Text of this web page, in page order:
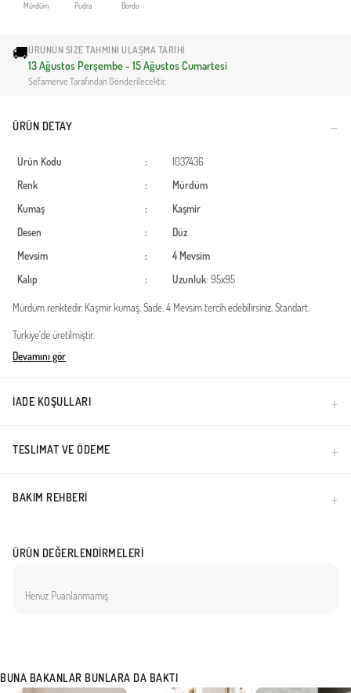
Mürdüm Pudra Bordo
🚚ÜRÜNÜN SIZE TAHMINI ULAŞMA TARIHI
13 Ağustos Perşembe - 15 Ağustos Cumartesi
Sefamerve Tarafından Gönderilecektir.
ÜRÜN DETAY
Ürün Kodu :
1037436
Renk
:
Mürdüm
Kumaş
:
Kaşmir
Desen
:
Düz
Mevsim
:
4 Mevsim
Kalıp
: Uzunluk: 95x95
Mürdüm renktedir. Kaşmir kumaş. Sade. 4 Mevsim tercih edebilirsiniz. Standart.
Türkiye'de üretilmiştir.
Devamını gör
İADE KOŞULLARI
TESLIMAT VE ÖDEME
BAKIM REHBERI
ÜRÜN DEĞERLENDIRMELERI
Henüz Puanlanmamış
BUNA BAKANLAR BUNLARA DA BAKTI